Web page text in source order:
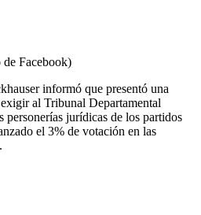
Facebook)
informó que presentó una
al Tribunal Departamental
personerías jurídicas de los partidos
el 3% de votación en las